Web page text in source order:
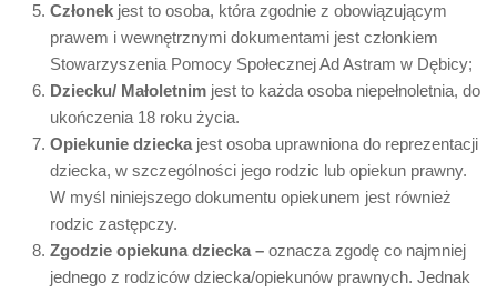
Członek jest to osoba, która zgodnie z obowiązującym
prawem i wewnętrznymi dokumentami jest członkiem
Stowarzyszenia Pomocy Społecznej Ad Astram w Dębicy;
Dziecku/ Małoletnim jest to każda osoba niepełnoletnia, do
ukończenia 18 roku życia.
Opiekunie dziecka jest osoba uprawniona do reprezentacji
dziecka, w szczególności jego rodzic lub opiekun prawny.
W myśl niniejszego dokumentu opiekunem jest również
rodzic zastępczy.
Zgodzie opiekuna dziecka – oznacza zgodę co najmniej
jednego z rodziców dziecka/opiekunów prawnych. Jednak